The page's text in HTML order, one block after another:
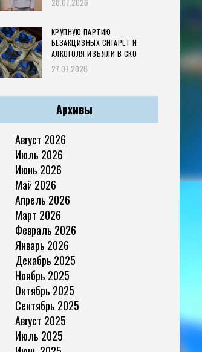
28.07.2026
КРУПНУЮ ПАРТИЮ
БЕЗАКЦИЗНЫХ СИГАРЕТ И
АЛКОГОЛЯ ИЗЪЯЛИ В СКО
27.07.2026
Архивы
Август 2026
Июль 2026
Июнь 2026
Май 2026
Апрель 2026
Март 2026
Февраль 2026
Январь 2026
Декабрь 2025
Ноябрь 2025
Октябрь 2025
Сентябрь 2025
Август 2025
Июль 2025